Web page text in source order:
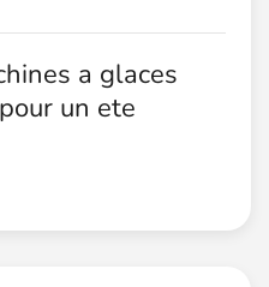
a glaces
un ete